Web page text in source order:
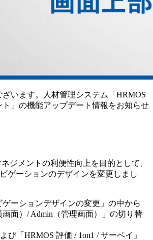
います。人材管理システム「HRMOS
ト」の機能アップデート情報をお知らせ
ジメントの利便性向上を目的として、
ゲーションのデザインを変更しまし
ーションデザインの変更」の中から
画面）/ Admin（管理画面）」の切り替
び「HRMOS 評価 / 1on1 / サーベイ」